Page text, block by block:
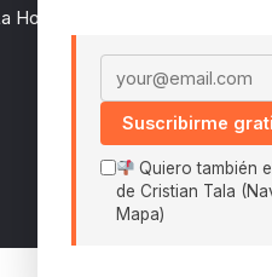
Hora de Aprender ↗
Políticas De
Email address
Suscribirme
Quiero también
de Cristian Tala
Mapa)